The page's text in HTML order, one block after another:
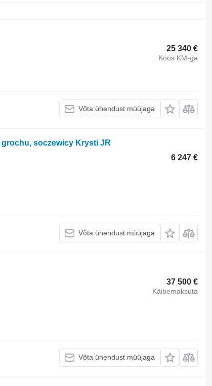
25 340 €
Koos KM-ga
Võta ühendust müüjaga
soczewicy Krysti JR
6 247 €
Võta ühendust müüjaga
37 500 €
Käibemaksuta
Võta ühendust müüjaga